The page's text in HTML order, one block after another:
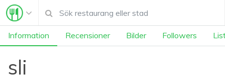
Information Recensioner Bilder Followers
sli